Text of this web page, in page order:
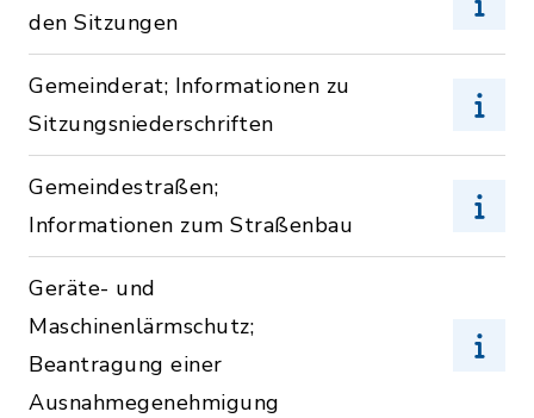
den Sitzungen
Gemeinderat; Informationen zu
Sitzungsniederschriften
Gemeindestraßen;
Informationen zum Straßenbau
Geräte- und
Maschinenlärmschutz;
Beantragung einer
Ausnahmegenehmigung